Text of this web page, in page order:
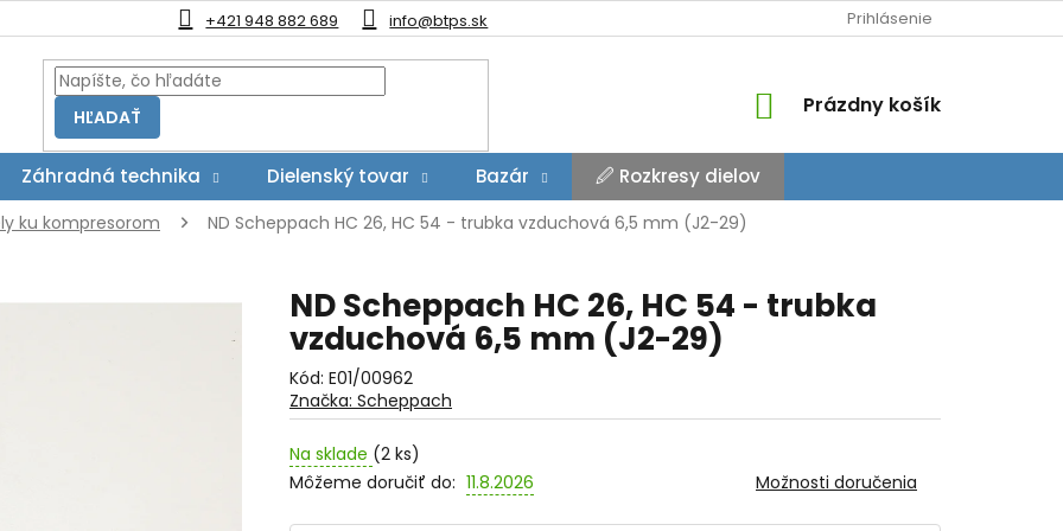
+421 948 882 689 info@btps.sk Prihlásenie
HĽADAŤ
NÁKUPNÝ
Prázdny košík
Záhradná technika Dielenský tovar Bazár 🖉 Rozkresy dielov
ku kompresorom ND Scheppach HC 26, HC 54 - trubka vzduchová 6,5 mm (J2-29)
ND Scheppach HC 26, HC 54 - trubka
vzduchová 6,5 mm (J2-29)
Kód: E01/00962
Na sklade (2 ks)
Môžeme doručiť do: 11.8.2026 Možnosti doručenia
Značka: Scheppach